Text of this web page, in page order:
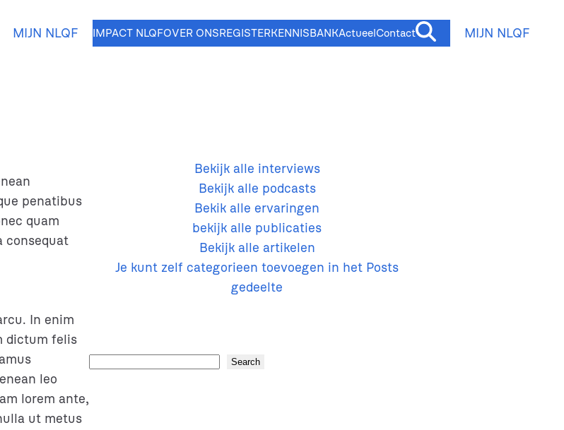
MIJN NLQF IMPACT NLQFOVER ONSREGISTERKENNISBANKActueelContact MIJN NLQF
penatibus
quam
consequat
In enim
dictum felis
leo
lorem ante,
ut metus
Bekijk alle interviews
Bekijk alle podcasts
Bekik alle ervaringen
bekijk alle publicaties
Bekijk alle artikelen
Je kunt zelf categorieen toevoegen in het Posts
gedeelte
Search